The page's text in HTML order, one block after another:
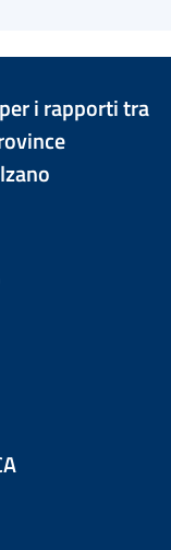
i rapporti tra